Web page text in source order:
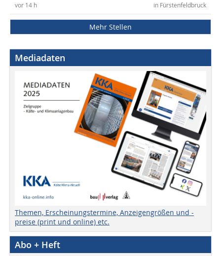
in Fürstenfeldbruck
vor 14 h
Mehr Stellen
Mediadaten
Themen, Erscheinungstermine, Anzeigengrößen und -
preise (print und online) etc.
Abo + Heft